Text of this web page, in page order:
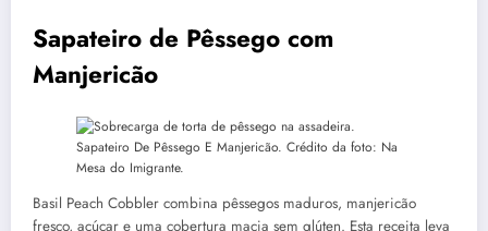
Sapateiro de Pêssego com
Manjericão
Sapateiro De Pêssego E Manjericão. Crédito da foto: Na
Mesa do Imigrante.
Basil Peach Cobbler combina pêssegos maduros, manjericão
fresco, açúcar e uma cobertura macia sem glúten. Esta receita leva